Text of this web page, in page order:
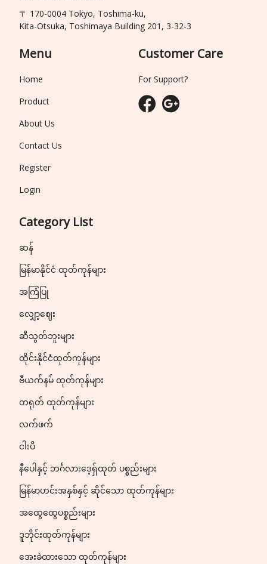
〒 170-0004 Tokyo, Toshima-ku,
Kita-Otsuka, Toshimaya Building 201, 3-32-3
Menu
Home
Product
About Us
Contact Us
Register
Login
Category List
ဆန်
မြန်မာနိုင်ငံ ထုတ်ကုန်များ
အကြံပြု
လျှော့ဈေး
ဆီသွတ်ဘူးများ
ထိုင်းနိုင်ငံထုတ်ကုန်များ
ဗီယက်နမ် ထုတ်ကုန်များ
တရုတ် ထုတ်ကုန်များ
လက်ဖက်
ငါးပိ
နီပေါနှင့် ဘင်္ဂလားဒေ့ရှ်ထုတ် ပစ္စည်းများ
မြန်မာဟင်းအနှစ်နှင့် ဆိုင်သော ထုတ်ကုန်များ
အထွေထွေပစ္စည်းများ
ဒူဘိုင်းထုတ်ကုန်များ
အေးခဲထားသော ထုတ်ကုန်များ
Customer Care
For Support?